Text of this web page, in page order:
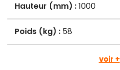
Hauteur (mm) :1000
Poids (kg) : 58
voir +